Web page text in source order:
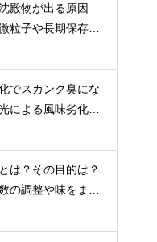
殿物が出る原因
粒子や長期保存で
ため
でスカンク臭にな
による風味劣化を
は？その目的は？
の調整や味をまろ
を解説